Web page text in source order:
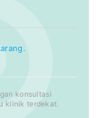
konsultasi
klinik terdekat.